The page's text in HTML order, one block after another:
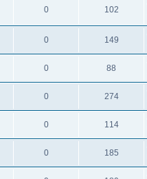
0 102
0 149
0 88
0 274
0 114
0 185